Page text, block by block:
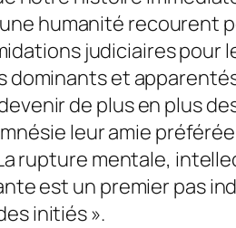
humanité recourent
judiciaires pour
dominants et
de plus en plus
leur amie
rupture mentale,
est un premier pas
initiés ».